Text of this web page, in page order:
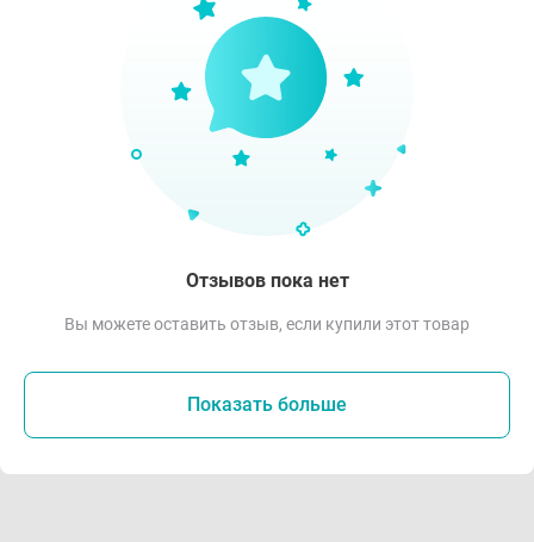
Отзывов пока нет
Вы можете оставить отзыв, если купили этот товар
Показать больше